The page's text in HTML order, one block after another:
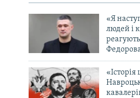
«Я
людей і
«Історія